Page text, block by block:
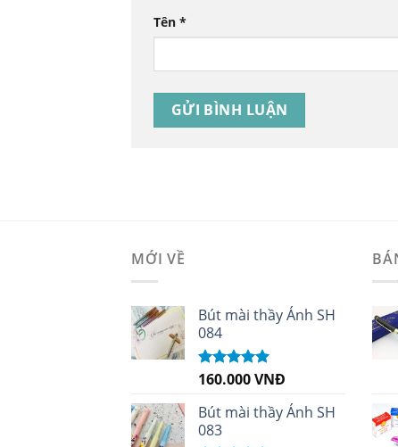
Tên *
MỚI VỀ
Bút mài thầy Ánh SH
084
Được xếp
sao
160.000VNĐ
Bút mài thầy Ánh SH
083